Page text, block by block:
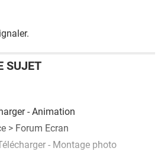
SUJET
- Animation
> Forum Ecran
- Montage photo